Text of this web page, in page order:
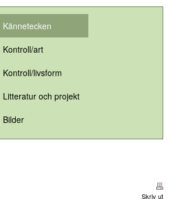
Kännetecken
Kontroll/art
Kontroll/livsform
Litteratur och projekt
Bilder
Skriv ut